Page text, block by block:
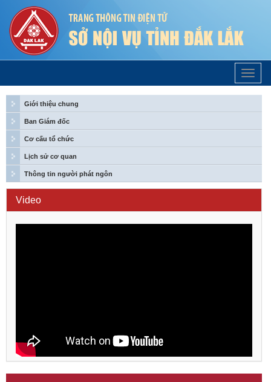
Trang
Chủ
Giới thiệu chung
Ban Giám đốc
Cơ cấu tổ chức
Lịch sử cơ quan
Thông tin người phát ngôn
Video